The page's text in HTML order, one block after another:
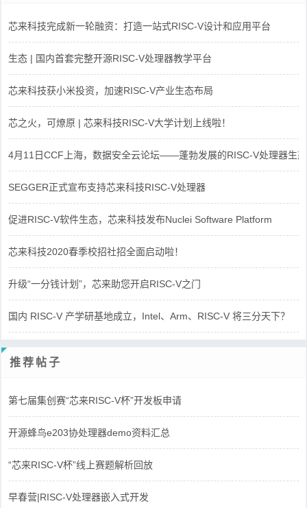
芯来科技完成新一轮融资：打造一站式RISC-V设计和应用平台
生态 | 国内首套完整开源RISC-V处理器教学平台
芯来科技获小米投资，加速RISC-V产业生态布局
芯之火，可燎原 | 芯来科技RISC-V大学计划上线啦！
4月11日CCF上海，数据安全云论坛——蓬勃发展的RISC-V处理器生态
SEGGER正式宣布支持芯来科技RISC-V处理器
促进RISC-V软件生态，芯来科技发布Nuclei Software Platform
芯来科技2020春季校招社招全面启动啦！
升级“一分钱计划”，芯来助您开启RISC-V之门
国内 RISC-V 产学研基地成立，Intel、Arm、RISC-V 将三分天下？
推荐帖子
第七届集创赛“芯来RISC-V杯”开发板申请
开源蜂鸟e203协处理器demo资料汇总
“芯来RISC-V杯”线上赛题解析回放
早春营|RISC-V处理器嵌入式开发